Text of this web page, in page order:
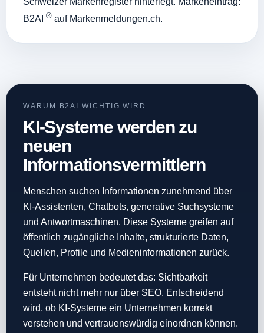
B2AI ® auf Markenmeldungen.ch.
WARUM B2AI WICHTIG WIRD
KI-Systeme werden zu
neuen
Informationsvermittlern
Menschen suchen Informationen zunehmend über
KI-Assistenten, Chatbots, generative Suchsysteme
und Antwortmaschinen. Diese Systeme greifen auf
öffentlich zugängliche Inhalte, strukturierte Daten,
Quellen, Profile und Medieninformationen zurück.
Für Unternehmen bedeutet das: Sichtbarkeit
entsteht nicht mehr nur über SEO. Entscheidend
wird, ob KI-Systeme ein Unternehmen korrekt
verstehen und vertrauenswürdig einordnen können.